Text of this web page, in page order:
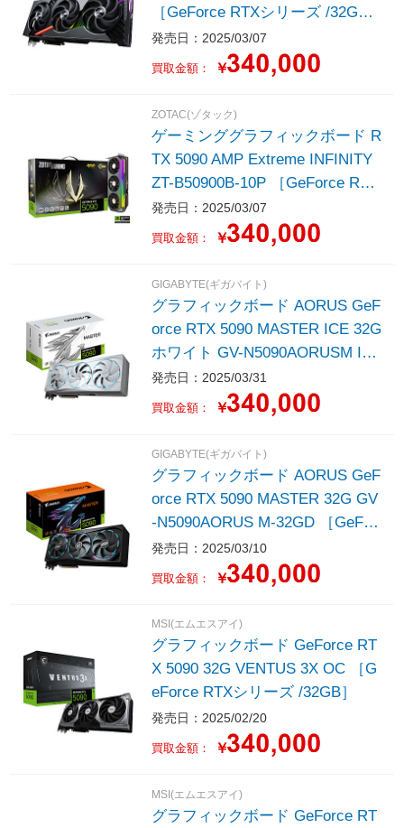
［GeForce RTXシリーズ /32G
B］
発売日：2025/03/07
買取金額： ￥
ZOTAC(ゾタック)
ゲーミンググラフィックボード R
TX 5090 AMP Extreme INFINITY
ZT-B50900B-10P ［GeForce RTX
シリーズ /32GB］
発売日：2025/03/07
買取金額： ￥
GIGABYTE(ギガバイト)
グラフィックボード AORUS GeF
orce RTX 5090 MASTER ICE 32G
ホワイト GV-N5090AORUSM IC
E-32GD ［GeForce RTXシリーズ
/32GB］
発売日：2025/03/31
買取金額： ￥
GIGABYTE(ギガバイト)
グラフィックボード AORUS GeF
orce RTX 5090 MASTER 32G GV
-N5090AORUS M-32GD ［GeFor
ce RTXシリーズ /32GB］
発売日：2025/03/10
買取金額： ￥
MSI(エムエスアイ)
グラフィックボード GeForce RT
X 5090 32G VENTUS 3X OC ［G
eForce RTXシリーズ /32GB］
発売日：2025/02/20
買取金額： ￥
MSI(エムエスアイ)
グラフィックボード GeForce RT